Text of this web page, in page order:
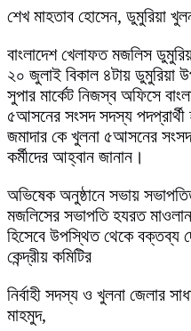
শেখ মাহতাব হোসেন, ডুমুরিয়া
বাংলাদেশ খেলাফত মজলিস
২০ জুলাই বিকাল ৪টায় ডুমুরিয়া
সুপার মার্কেট নিজস্ব অফিসে
৫আসনের‌ সংসদ সদস্য
জমাদার কে খুলনা ৫আসনের
কর্মীদের আহ্বান জানান।
অভিষেক অনুষ্ঠানে সভায়
মজলিসের সভাপতি হযরত
হিসেবে উপস্থিত থেকে বক্তব্য
কেন্দ্রীয় কমিটির
নির্বাহী সদস্য ও খুলনা জেলার
মাহমুদ,